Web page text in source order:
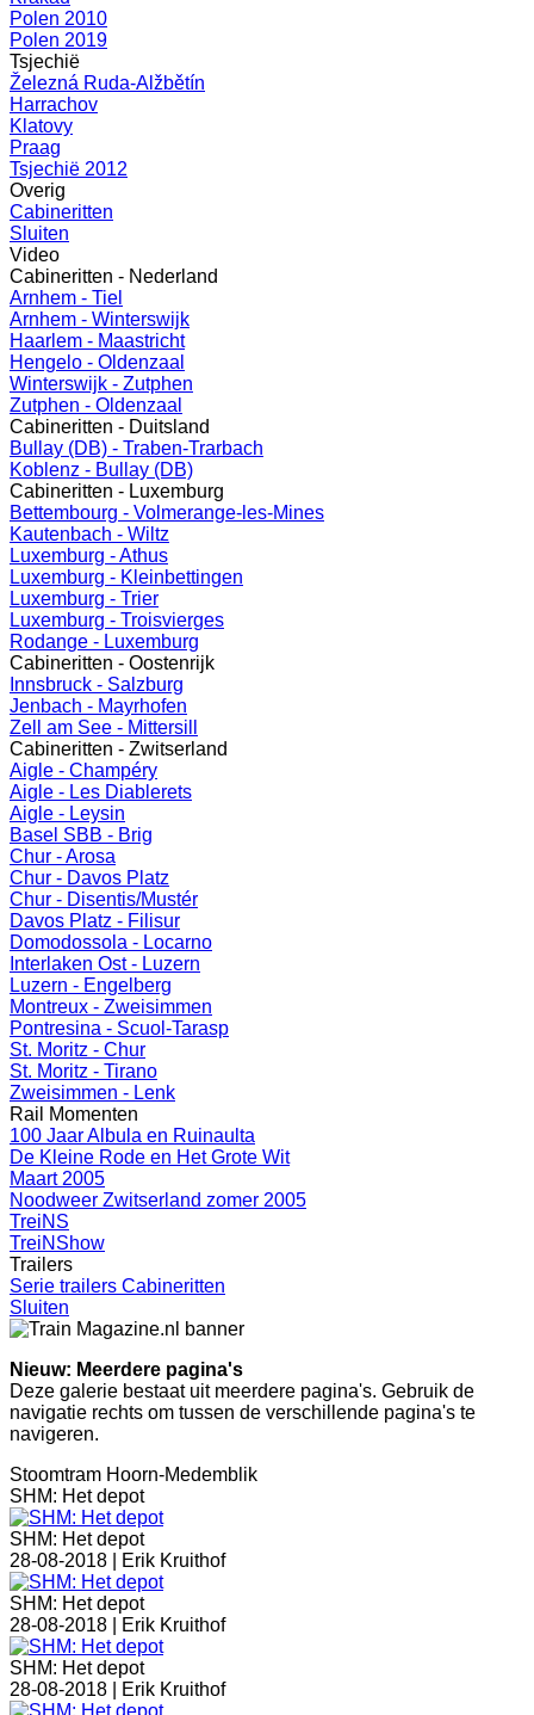
Polen 2010
Polen 2019
Tsjechië
Železná Ruda-Alžbětín
Harrachov
Klatovy
Praag
Tsjechië 2012
Overig
Cabineritten
Sluiten
Video
Cabineritten - Nederland
Arnhem - Tiel
Arnhem - Winterswijk
Haarlem - Maastricht
Hengelo - Oldenzaal
Winterswijk - Zutphen
Zutphen - Oldenzaal
Cabineritten - Duitsland
Bullay (DB) - Traben-Trarbach
Koblenz - Bullay (DB)
Cabineritten - Luxemburg
Bettembourg - Volmerange-les-Mines
Kautenbach - Wiltz
Luxemburg - Athus
Luxemburg - Kleinbettingen
Luxemburg - Trier
Luxemburg - Troisvierges
Rodange - Luxemburg
Cabineritten - Oostenrijk
Innsbruck - Salzburg
Jenbach - Mayrhofen
Zell am See - Mittersill
Cabineritten - Zwitserland
Aigle - Champéry
Aigle - Les Diablerets
Aigle - Leysin
Basel SBB - Brig
Chur - Arosa
Chur - Davos Platz
Chur - Disentis/Mustér
Davos Platz - Filisur
Domodossola - Locarno
Interlaken Ost - Luzern
Luzern - Engelberg
Montreux - Zweisimmen
Pontresina - Scuol-Tarasp
St. Moritz - Chur
St. Moritz - Tirano
Zweisimmen - Lenk
Rail Momenten
100 Jaar Albula en Ruinaulta
De Kleine Rode en Het Grote Wit
Maart 2005
Noodweer Zwitserland zomer 2005
TreiNS
TreiNShow
Trailers
Serie trailers Cabineritten
Sluiten
Nieuw: Meerdere pagina's
Deze galerie bestaat uit meerdere pagina's. Gebruik de
navigatie rechts om tussen de verschillende pagina's te
navigeren.
Stoomtram Hoorn-Medemblik
SHM: Het depot
SHM: Het depot
28-08-2018 |
Erik Kruithof
SHM: Het depot
28-08-2018 |
Erik Kruithof
SHM: Het depot
28-08-2018 |
Erik Kruithof